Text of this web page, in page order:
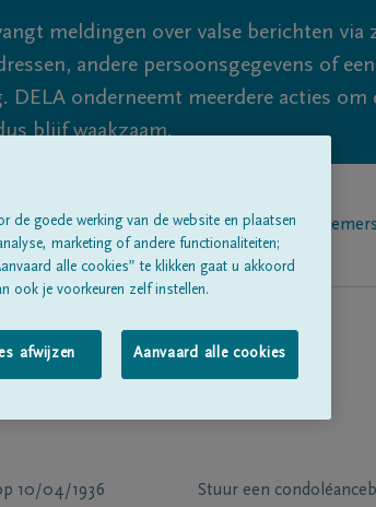
meldingen over valse berichten via
andere persoonsgegevens of
onderneemt meerdere acties
blijf waakzaam.
rouwberichtenOver onsBegrafenisondernemers
10/04/1936
Stuur een
de goede werking van de website en plaatsen
marketing of andere functionaliteiten;
alle cookies” te klikken gaat u akkoord
ook je voorkeuren zelf instellen.
afwijzen Aanvaard alle cookies